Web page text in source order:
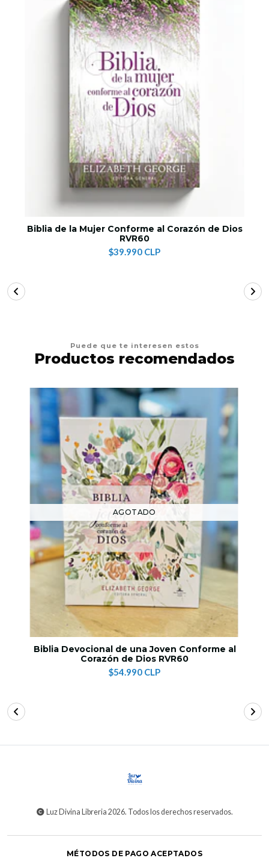
Biblia de la Mujer Conforme al Corazón de Dios
RVR60
$39.990 CLP
Puede que te interesen estos
Productos recomendados
AGOTADO
Biblia Devocional de una Joven Conforme al
Corazón de Dios RVR60
$54.990 CLP
Luz Divina Libreria 2026. Todos los derechos reservados.
MÉTODOS DE PAGO ACEPTADOS